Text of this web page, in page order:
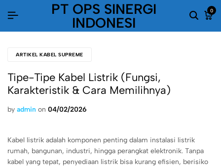
PT OPS SINERGI
INDONESI
0
ARTIKEL KABEL SUPREME
Tipe-Tipe Kabel Listrik (Fungsi,
Karakteristik & Cara Memilihnya)
by admin on 04/02/2026
Kabel listrik adalah komponen penting dalam instalasi listrik
rumah, bangunan, industri, hingga perangkat elektronik. Tanpa
kabel yang tepat, penyediaan listrik bisa kurang efisien, berisiko